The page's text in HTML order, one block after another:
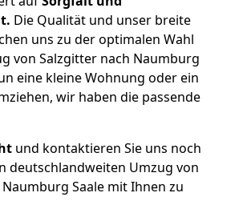
Die Qualität und unser breite
uns zu der optimalen Wahl
von Salzgitter nach Naumburg
eine kleine Wohnung oder ein
wir haben die passende
und kontaktieren Sie uns noch
deutschlandweiten Umzug von
Saale mit Ihnen zu